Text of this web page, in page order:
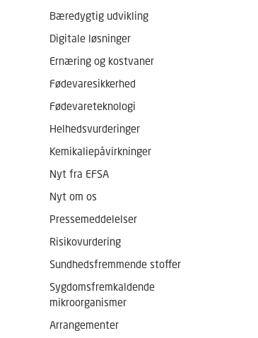
Bæredygtig udvikling
Digitale løsninger
Ernæring og kostvaner
Fødevaresikkerhed
Fødevareteknologi
Helhedsvurderinger
Kemikaliepåvirkninger
Nyt fra EFSA
Nyt om os
Pressemeddelelser
Risikovurdering
Sundhedsfremmende stoffer
Sygdomsfremkaldende
mikroorganismer
Arrangementer